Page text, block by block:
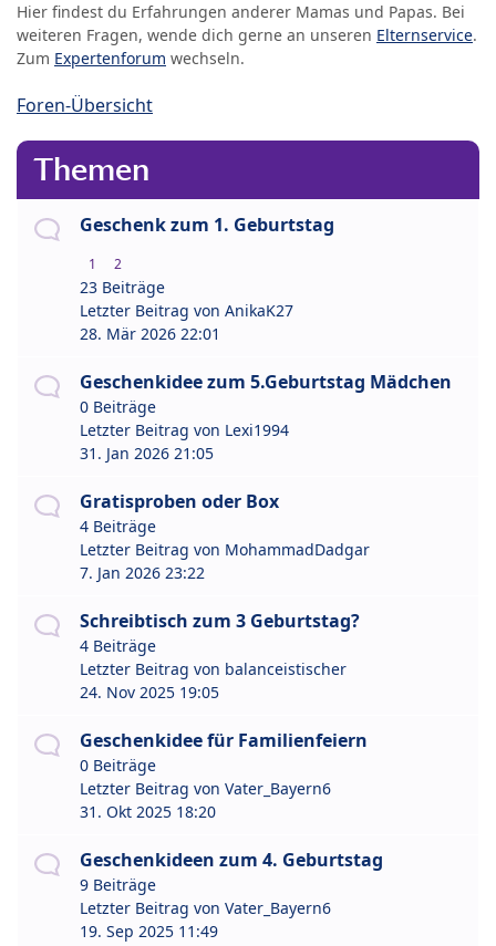
Hier findest du Erfahrungen anderer Mamas und Papas. Bei
weiteren Fragen, wende dich gerne an unseren Elternservice.
Zum Expertenforum wechseln.
Foren-Übersicht
Themen
Geschenk zum 1. Geburtstag
1 2
23 Beiträge
Letzter Beitrag von AnikaK27
28. Mär 2026 22:01
Geschenkidee zum 5.Geburtstag Mädchen
0 Beiträge
Letzter Beitrag von Lexi1994
31. Jan 2026 21:05
Gratisproben oder Box
4 Beiträge
Letzter Beitrag von MohammadDadgar
7. Jan 2026 23:22
Schreibtisch zum 3 Geburtstag?
4 Beiträge
Letzter Beitrag von balanceistischer
24. Nov 2025 19:05
Geschenkidee für Familienfeiern
0 Beiträge
Letzter Beitrag von Vater_Bayern6
31. Okt 2025 18:20
Geschenkideen zum 4. Geburtstag
9 Beiträge
Letzter Beitrag von Vater_Bayern6
19. Sep 2025 11:49